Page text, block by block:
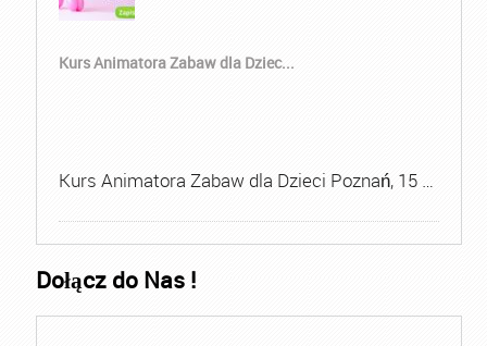
Kurs Animatora Zabaw dla Dziec...
Kurs Animatora Zabaw dla Dzieci Poznań, 15 …
Dołącz do Nas !